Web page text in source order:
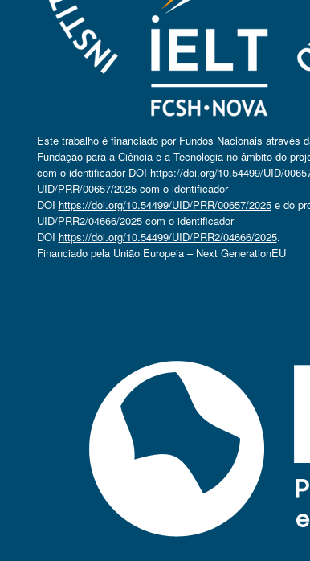
Este trabalho é financiado por Fundos Nacionais através
Fundação para a Ciência e a Tecnologia no âmbito do
com o identificador DOI https://doi.org/10.54499/UID/
UID/PRR/00657/2025 com o identificador
DOI https://doi.org/10.54499/UID/PRR/00657/2025e do
UID/PRR2/04666/2025 com o identificador
DOI https://doi.org/10.54499/UID/PRR2/04666/2025.
Financiado pela União Europeia – Next GenerationEU